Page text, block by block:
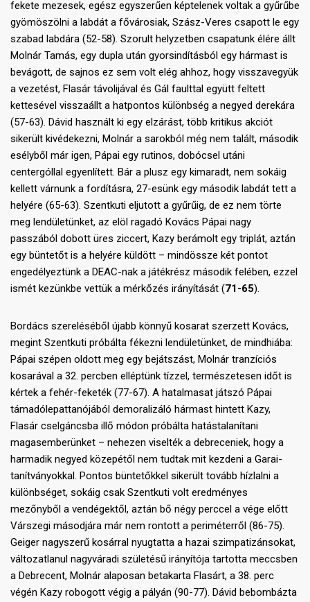
fekete mezesek, egész egyszerűen képtelenek voltak a gyűrűbe
gyömöszölni a labdát a fővárosiak, Szász-Veres csapott le egy
szabad labdára (52-58). Szorult helyzetben csapatunk élére állt
Molnár Tamás, egy dupla után gyorsindításból egy hármast is
bevágott, de sajnos ez sem volt elég ahhoz, hogy visszavegyük
a vezetést, Flasár távolijával és Gál faulttal együtt feltett
kettesével visszaállt a hatpontos különbség a negyed derekára
(57-63). Dávid használt ki egy elzárást, több kritikus akciót
sikerült kivédekezni, Molnár a sarokból még nem talált, második
esélyből már igen, Pápai egy rutinos, dobócsel utáni
centergóllal egyenlített. Bár a plusz egy kimaradt, nem sokáig
kellett várnunk a fordításra, 27-esünk egy második labdát tett a
helyére (65-63). Szentkuti eljutott a gyűrűig, de ez nem törte
meg lendületünket, az elöl ragadó Kovács Pápai nagy
passzából dobott üres ziccert, Kazy berámolt egy triplát, aztán
egy büntetőt is a helyére küldött – mindössze két pontot
engedélyeztünk a DEAC-nak a játékrész második felében, ezzel
ismét kezünkbe vettük a mérkőzés irányítását (71-65).
Bordács szereléséből újabb könnyű kosarat szerzett Kovács,
megint Szentkuti próbálta fékezni lendületünket, de mindhiába:
Pápai szépen oldott meg egy bejátszást, Molnár tranzíciós
kosarával a 32. percben elléptünk tízzel, természetesen időt is
kértek a fehér-feketék (77-67). A hatalmasat játszó Pápai
támadólepattanójából demoralizáló hármast hintett Kazy,
Flasár cselgáncsba illő módon próbálta hatástalanítani
magasemberünket – nehezen viselték a debreceniek, hogy a
harmadik negyed közepétől nem tudtak mit kezdeni a Garai-
tanítványokkal. Pontos büntetőkkel sikerült tovább hízlalni a
különbséget, sokáig csak Szentkuti volt eredményes
mezőnyből a vendégektől, aztán bő négy perccel a vége előtt
Várszegi másodjára már nem rontott a periméterről (86-75).
Geiger nagyszerű kosárral nyugtatta a hazai szimpatizánsokat,
változatlanul nagyváradi születésű irányítója tartotta meccsben
a Debrecent, Molnár alaposan betakarta Flasárt, a 38. perc
végén Kazy robogott végig a pályán (90-77). Dávid bebombázta